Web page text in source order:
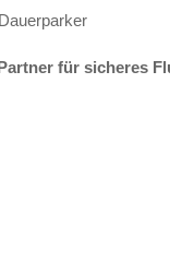
für sicheres